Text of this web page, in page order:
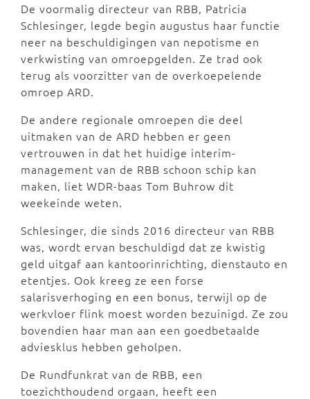
De voormalig directeur van RBB, Patricia
Schlesinger, legde begin augustus haar functie
neer na beschuldigingen van nepotisme en
verkwisting van omroepgelden. Ze trad ook
terug als voorzitter van de overkoepelende
omroep ARD.
De andere regionale omroepen die deel
uitmaken van de ARD hebben er geen
vertrouwen in dat het huidige interim-
management van de RBB schoon schip kan
maken, liet WDR-baas Tom Buhrow dit
weekeinde weten.
Schlesinger, die sinds 2016 directeur van RBB
was, wordt ervan beschuldigd dat ze kwistig
geld uitgaf aan kantoorinrichting, dienstauto en
etentjes. Ook kreeg ze een forse
salarisverhoging en een bonus, terwijl op de
werkvloer flink moest worden bezuinigd. Ze zou
bovendien haar man aan een goedbetaalde
adviesklus hebben geholpen.
De Rundfunkrat van de RBB, een
toezichthoudend orgaan, heeft een